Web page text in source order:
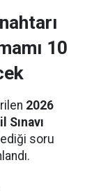
10
2026
Sınavı
soru